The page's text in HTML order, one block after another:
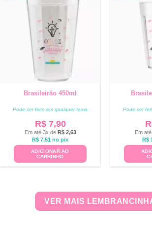
Brasileirão 450ml
Pode ser feito em qualquer tema
R$7,90
Em até 3x de R$2,63
R$ 7,51 no pix
ADICIONAR AO
CARRINHO
Pode ser
Em
R$
VER MAIS